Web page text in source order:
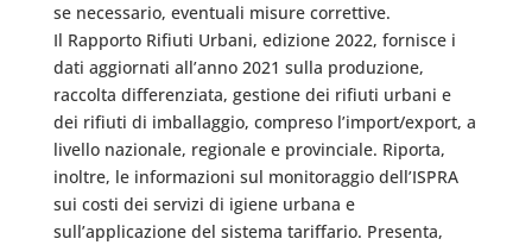
se necessario, eventuali misure correttive.
Il Rapporto Rifiuti Urbani, edizione 2022, fornisce i
dati aggiornati all’anno 2021 sulla produzione,
raccolta differenziata, gestione dei rifiuti urbani e
dei rifiuti di imballaggio, compreso l’import/export, a
livello nazionale, regionale e provinciale. Riporta,
inoltre, le informazioni sul monitoraggio dell’ISPRA
sui costi dei servizi di igiene urbana e
sull’applicazione del sistema tariffario. Presenta,